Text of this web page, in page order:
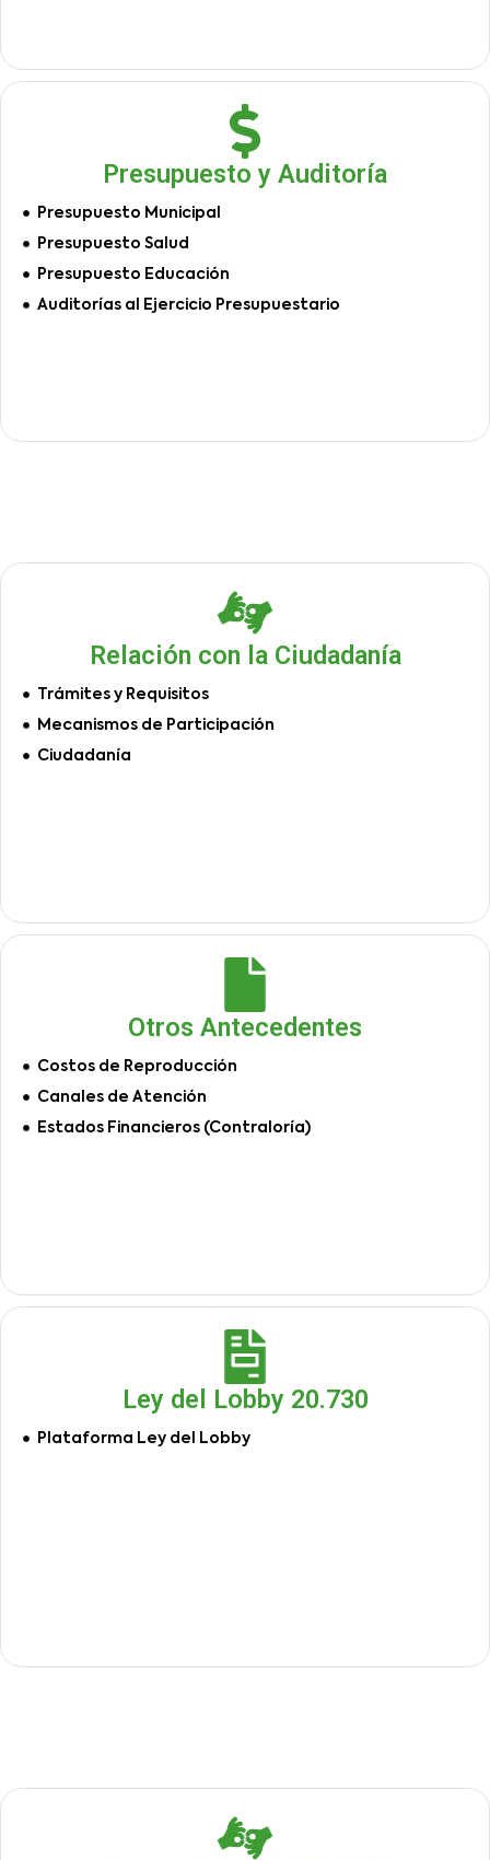
Presupuesto y Auditoría
Presupuesto Municipal
Presupuesto Salud
Presupuesto Educación
Auditorías al Ejercicio Presupuestario
Relación con la Ciudadanía
Trámites y Requisitos
Mecanismos de Participación
Ciudadanía
Otros Antecedentes
Costos de Reproducción
Canales de Atención
Estados Financieros (Contraloría)
Ley del Lobby 20.730
Plataforma Ley del Lobby